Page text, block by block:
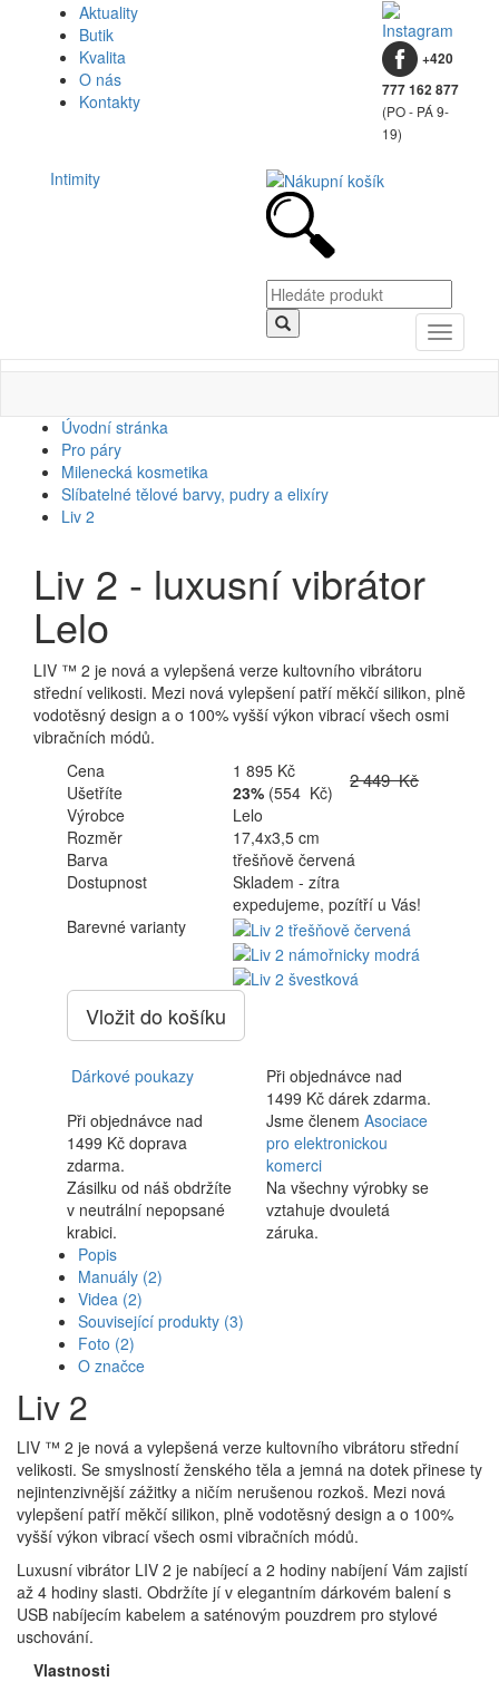
Aktuality
Butik
Kvalita
O nás
Kontakty
+420
777 162 877
(PO - PÁ 9-
19)
Intimity
Toggle
Úvodní stránka
Pro páry
Milenecká kosmetika
Slíbatelné tělové barvy, pudry a elixíry
Liv 2
Liv 2 - luxusní vibrátor
Lelo
LIV ™ 2 je nová a vylepšená verze kultovního vibrátoru
střední velikosti. Mezi nová vylepšení patří měkčí silikon, plně
vodotěsný design a o 100% vyšší výkon vibrací všech osmi
vibračních módů.
Cena
2 449 Kč
1 895 Kč
Ušetříte
23% (554 Kč)
Výrobce
Lelo
Rozměr
17,4x3,5 cm
Barva
třešňově červená
Dostupnost
Skladem - zítra
expedujeme, pozítří u Vás!
Barevné varianty
Vložit do košíku
Dárkové poukazy
Při objednávce nad
1499 Kč dárek zdarma.
Při objednávce nad
1499 Kč doprava
zdarma.
Jsme členem Asociace
pro elektronickou
komerci
Zásilku od náš obdržíte
v neutrální nepopsané
krabici.
Na všechny výrobky se
vztahuje dvouletá
záruka.
Popis
Manuály (2)
Videa (2)
Související produkty (3)
Foto (2)
O značce
Liv 2
LIV ™ 2 je nová a vylepšená verze kultovního vibrátoru střední
velikosti. Se smyslností ženského těla a jemná na dotek přinese ty
nejintenzivnější zážitky a ničím nerušenou rozkoš. Mezi nová
vylepšení patří měkčí silikon, plně vodotěsný design a o 100%
vyšší výkon vibrací všech osmi vibračních módů.
Luxusní vibrátor LIV 2 je nabíjecí a 2 hodiny nabíjení Vám zajistí
až 4 hodiny slasti. Obdržíte jí v elegantním dárkovém balení s
USB nabíjecím kabelem a saténovým pouzdrem pro stylové
uschování.
Vlastnosti